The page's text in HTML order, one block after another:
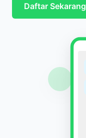
Daftar Sekarang